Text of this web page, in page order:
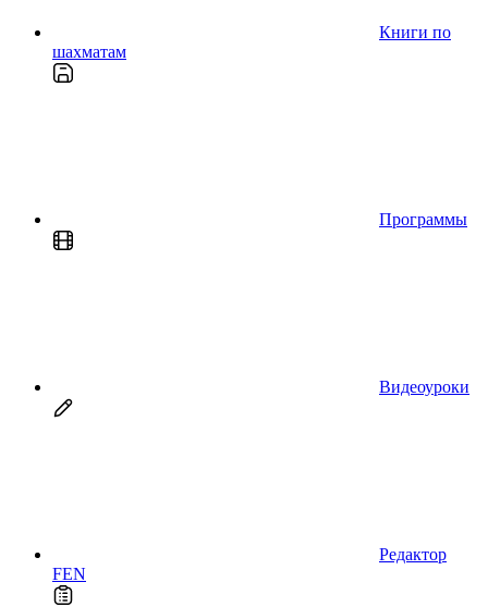
Книги по
шахматам
Программы
Видеоуроки
Редактор
FEN